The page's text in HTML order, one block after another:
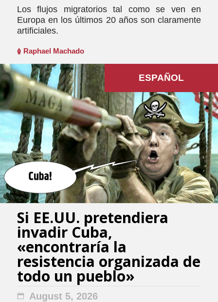
Los flujos migratorios tal como se ven en
Europa en los últimos 20 años son claramente
artificiales.
Raphael Machado
Si EE.UU. pretendiera
invadir Cuba,
«encontraría la
resistencia organizada de
todo un pueblo»
August 5, 2026
ESPAÑOL